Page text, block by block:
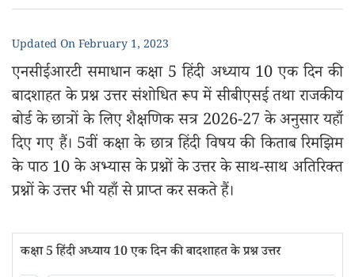
Updated OnFebruary 1, 2023
एनसीईआरटी समाधान कक्षा 5 हिंदी अध्याय 10 एक दिन की
बादशाहत के प्रश्न उत्तर संशोधित रूप में सीबीएसई तथा राजकीय
बोर्ड के छात्रों के लिए शैक्षणिक सत्र 2026-27 के अनुसार यहाँ
दिए गए हैं। 5वीं कक्षा के छात्र हिंदी विषय की किताब रिमझिम
के पाठ 10 के अभ्यास के प्रश्नों के उत्तर के साथ-साथ अतिरिक्त
प्रश्नों के उत्तर भी यहाँ से प्राप्त कर सकते हैं।
कक्षा 5 हिंदी अध्याय 10 एक दिन की बादशाहत के प्रश्न उत्तर